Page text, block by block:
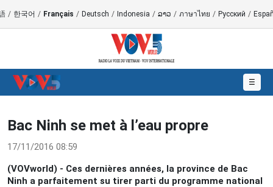
/ 한국어 / Français / Deutsch / Indonesia / ລາວ / ภาษาไทย / Русский /
☰
Bac Ninh se met à l’eau propre
17/11/2016 08:59
(VOVworld) - Ces dernières années, la province de Bac
Ninh a parfaitement su tirer parti du programme national